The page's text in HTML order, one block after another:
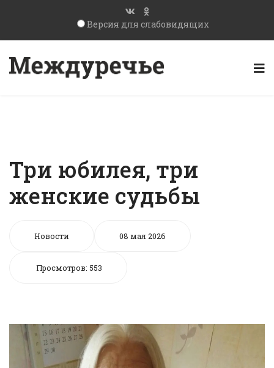
Версия для слабовидящих
Три юбилея, три
женские судьбы
Новости 08 мая 2026
Просмотров: 553